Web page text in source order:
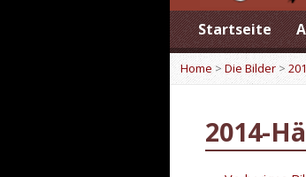
Startseite
Home > Die Bilder >
2014-